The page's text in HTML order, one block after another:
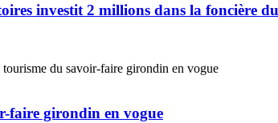
investit 2 millions dans la foncière
faire girondin en vogue